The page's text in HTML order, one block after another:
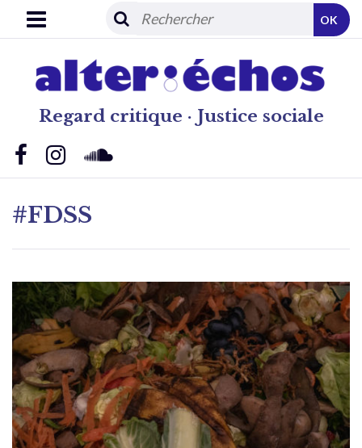
Regard critique · Justice sociale
OK
#FDSS